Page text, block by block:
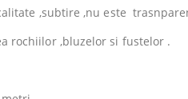
,subtire ,nu este
rochiilor ,bluzelor si fustelor .